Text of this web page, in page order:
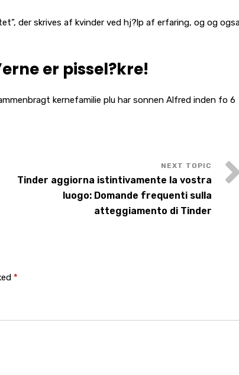
der skrives af kvinder ved hj?lp af erfaring, og og
er pissel?kre!
kernefamilie plu har sonnen Alfred inden fo 6
Tinder aggiorna istintivamente la vostra
luogo: Domande frequenti sulla
atteggiamento di Tinder
*